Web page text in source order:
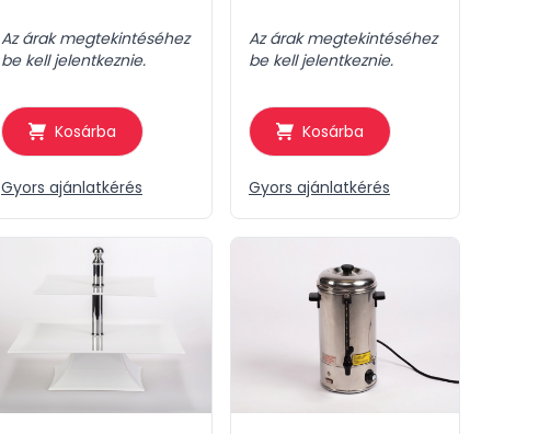
Az árak megtekintéséhez
be kell jelentkeznie.
Kosárba
Gyors ajánlatkérés
Az árak megtekintéséhez
be kell jelentkeznie.
Kosárba
Gyors ajánlatkérés